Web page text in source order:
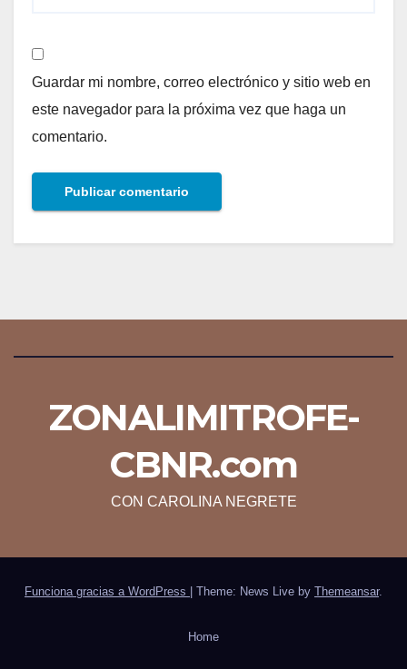
Guardar mi nombre, correo electrónico y sitio web en
este navegador para la próxima vez que haga un
comentario.
ZONALIMITROFE-
CBNR.com
CON CAROLINA NEGRETE
Funciona gracias a WordPress Theme: News Live by Themeansar.
Home